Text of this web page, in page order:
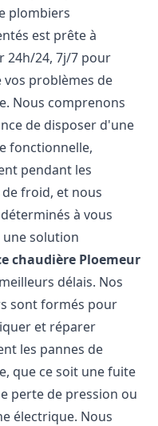
plombiers
est prête à
24h/24, 7j/7 pour
vos problèmes de
Nous comprenons
de disposer d'une
fonctionnelle,
pendant les
froid, et nous
à vous
solution
chaudière Ploemeur
délais. Nos
sont formés pour
et réparer
les pannes de
que ce soit une fuite
perte de pression ou
électrique. Nous